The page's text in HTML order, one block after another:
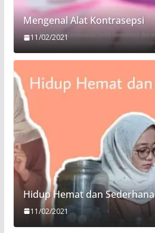
Mengenal Alat Kontrasepsi
11/02/2021
Hidup Hemat dan Sederhana
11/02/2021